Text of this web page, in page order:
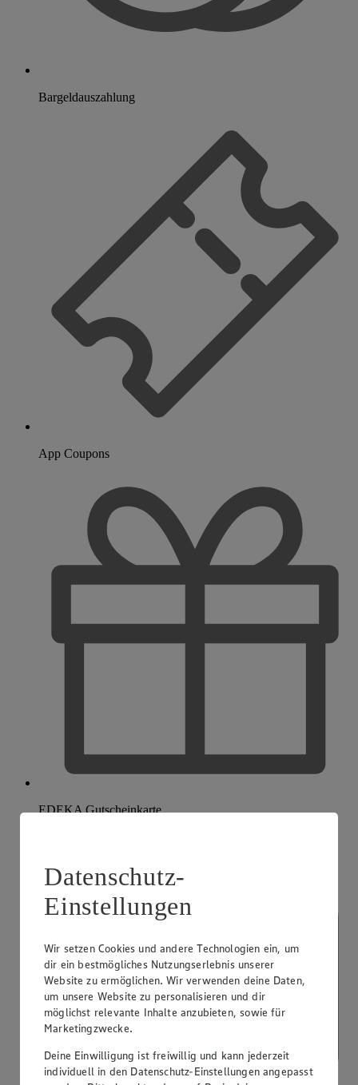
Bargeldauszahlung
App Coupons
EDEKA Gutscheinkarte
Datenschutz-
Einstellungen
Wir setzen Cookies und andere Technologien ein, um
dir ein bestmögliches Nutzungserlebnis unserer
Website zu ermöglichen. Wir verwenden deine Daten,
um unsere Website zu personalisieren und dir
möglichst relevante Inhalte anzubieten, sowie für
Marketingzwecke.
Deine Einwilligung ist freiwillig und kann jederzeit
individuell in den Datenschutz-Einstellungen angepasst